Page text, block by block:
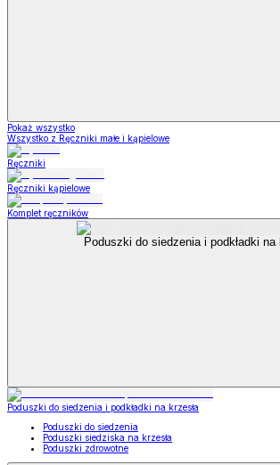
Pokaż wszystko
Wszystko z Ręczniki małe i kąpielowe
Ręczniki
Ręczniki kąpielowe
Komplet ręczników
Poduszki do siedzenia i podkładki na
Poduszki do siedzenia i podkładki na krzesła
Poduszki do siedzenia
Poduszki siedziska na krzesła
Poduszki zdrowotne